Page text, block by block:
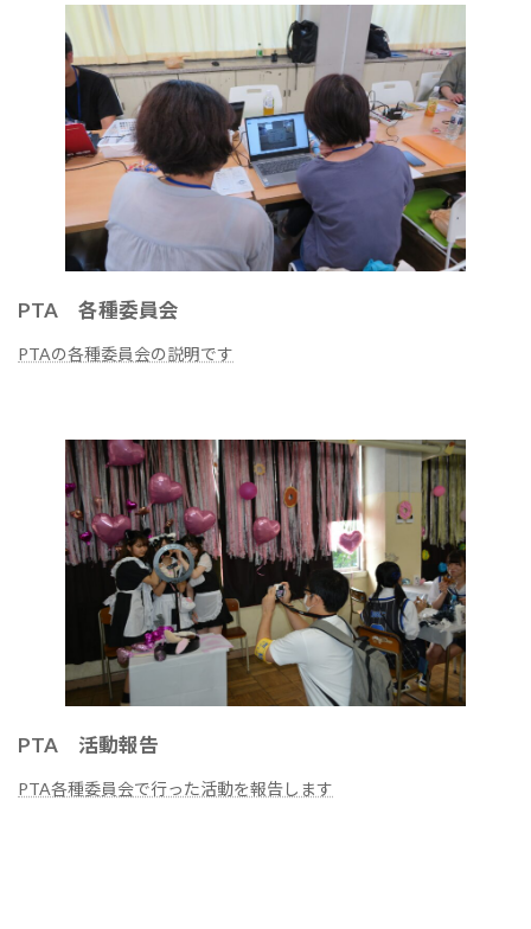
PTA 各種委員会
PTAの各種委員会の説明です
PTA 活動報告
PTA各種委員会で行った活動を報告します